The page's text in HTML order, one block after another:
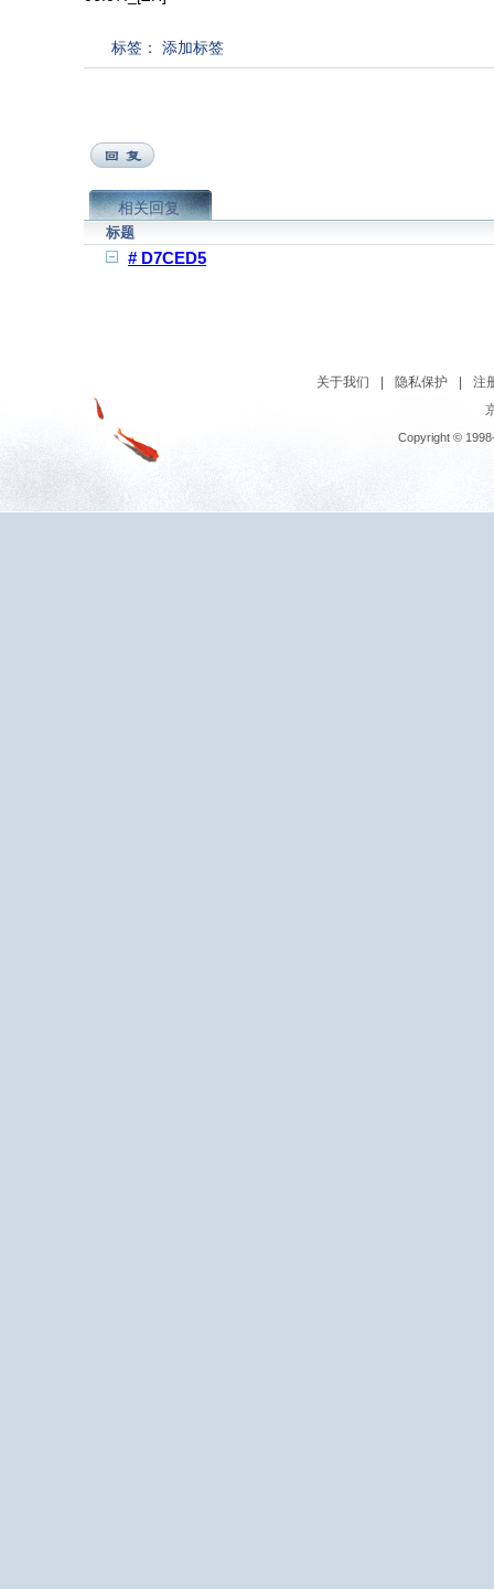
标签： 添加标签
相关回复
标题
# D7CED5
关于我们 隐私保护
注
Copyright ©